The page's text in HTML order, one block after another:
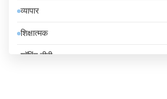
उज़्बेकिस्तान
उरुग्वे
व्यापार
शिक्षात्मक
शॉपिंग टीवी